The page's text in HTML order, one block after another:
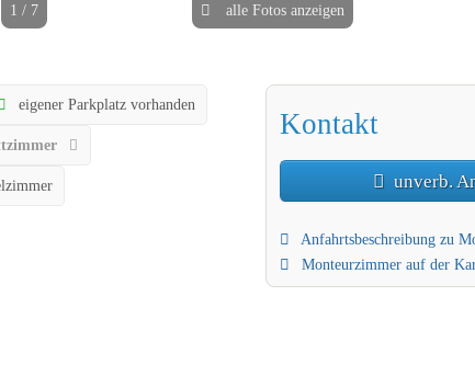
1 / 7 alle Fotos anzeigen
eigener Parkplatz vorhanden
Kontakt
unverb.
Anfahrtsbeschreibung zu
Monteurzimmer auf der